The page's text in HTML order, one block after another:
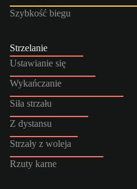
Szybkość biegu
Strzelanie
Ustawianie się
Wykańczanie
Siła strzału
Z dystansu
Strzały z woleja
Rzuty karne